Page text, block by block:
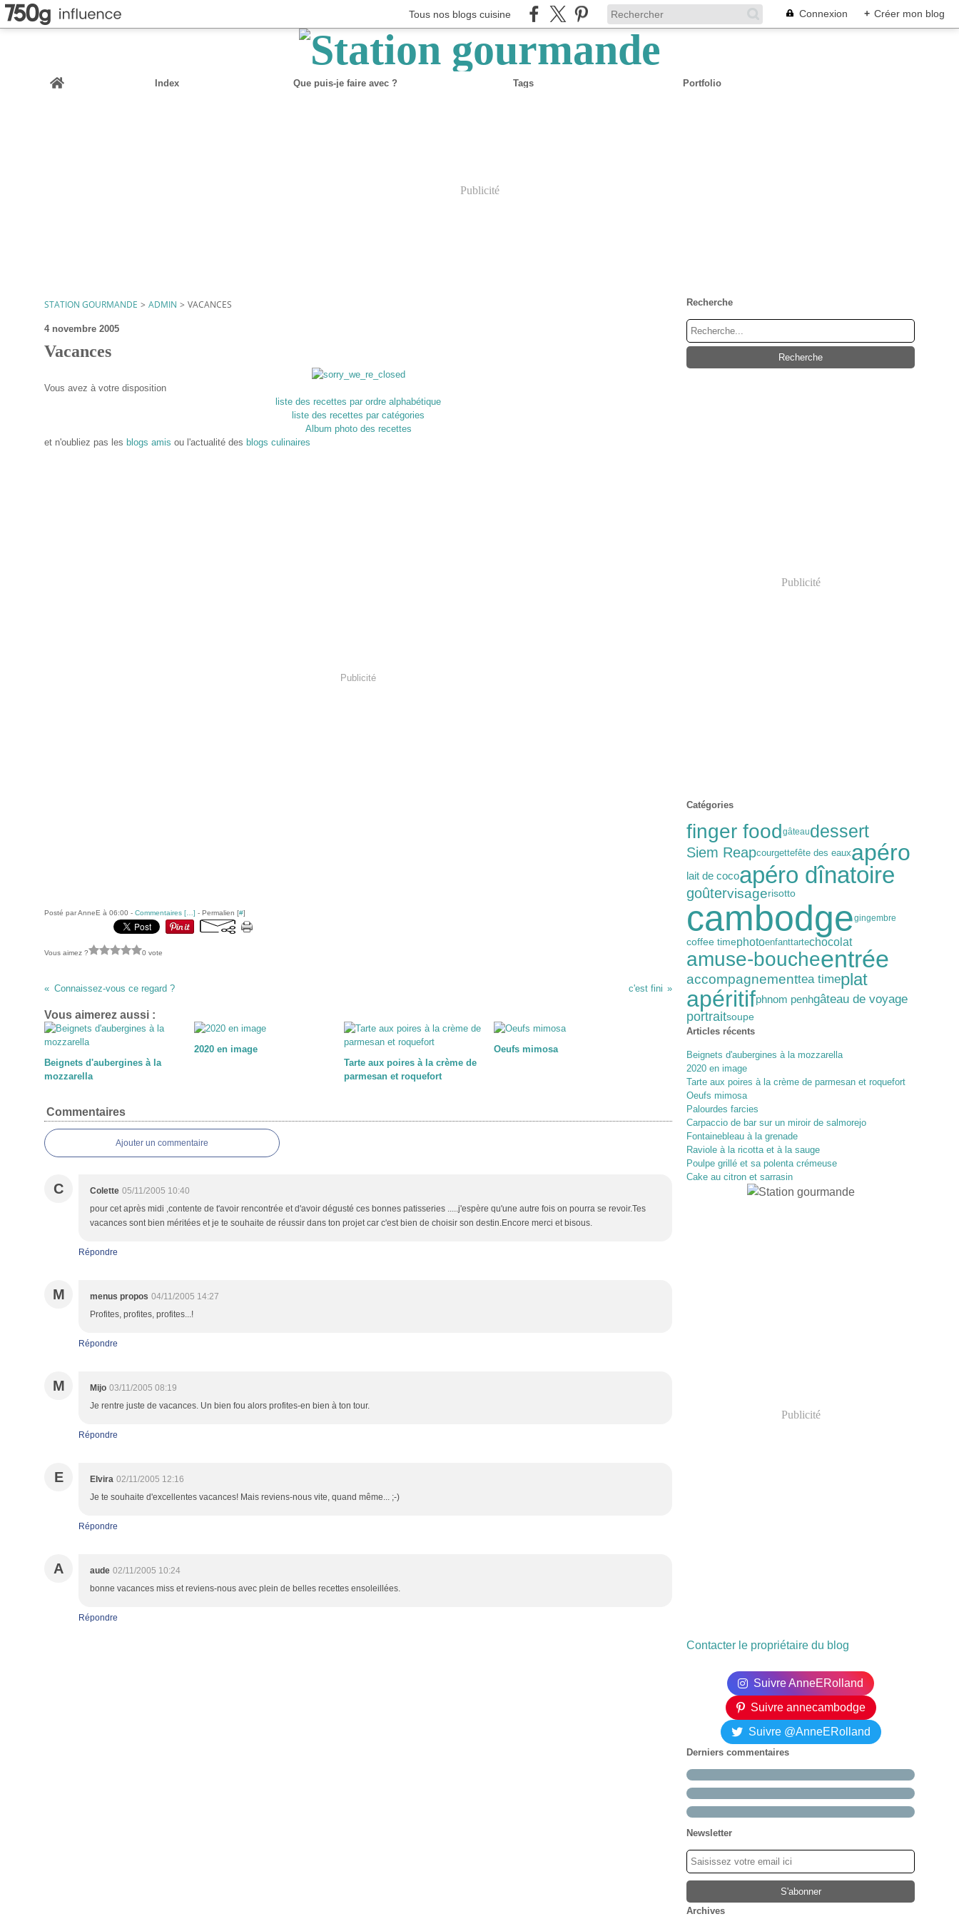
Tous nos blogs cuisine Connexion + Créer mon blog
Home
Index Que puis-je faire avec ? Tags Portfolio
Publicité
STATION GOURMANDE > ADMIN > VACANCES
4 novembre 2005
Vacances
Vous avez à votre disposition
liste des recettes par ordre alphabétique
liste des recettes par catégories
Album photo des recettes
et n'oubliez pas les blogs amis ou l'actualité des blogs culinaires
Publicité
Posté par AnneE à 06:00 - Commentaires [ ] - Permalien [#]
Vous aimez ? 0 vote
Connaissez-vous ce regard ? c'est fini
Vous aimerez aussi :
Beignets d'aubergines à la
mozzarella
2020 en image
Tarte aux poires à la crème de
parmesan et roquefort
Oeufs mimosa
Commentaires
Ajouter un commentaire
C Colette 05/11/2005 10:40
pour cet après midi ,contente de t'avoir rencontrée et d'avoir dégusté ces bonnes patisseries .....j'espère qu'une autre fois on pourra se revoir.Tes
vacances sont bien méritées et je te souhaite de réussir dans ton projet car c'est bien de choisir son destin.Encore merci et bisous.
Répondre
M menus propos 04/11/2005 14:27
Profites, profites, profites...!
Répondre
M Mijo 03/11/2005 08:19
Je rentre juste de vacances. Un bien fou alors profites-en bien à ton tour.
Répondre
E Elvira 02/11/2005 12:16
Je te souhaite d'excellentes vacances! Mais reviens-nous vite, quand même... ;-)
Répondre
A aude 02/11/2005 10:24
bonne vacances miss et reviens-nous avec plein de belles recettes ensoleillées.
Répondre
Recherche
Publicité
Catégories
finger foodgâteaudessert
Siem Reapcourgettefête des eauxapéro
lait de cocoapéro dînatoire
goûtervisagerisotto
cambodgegingembre
coffee timephotoenfanttartechocolat
amuse-boucheentrée
accompagnementtea timeplat
apéritifphnom penhgâteau de voyage
portraitsoupe
Articles récents
Beignets d'aubergines à la mozzarella
2020 en image
Tarte aux poires à la crème de parmesan et roquefort
Oeufs mimosa
Palourdes farcies
Carpaccio de bar sur un miroir de salmorejo
Fontainebleau à la grenade
Raviole à la ricotta et à la sauge
Poulpe grillé et sa polenta crémeuse
Cake au citron et sarrasin
Publicité
Contacter le propriétaire du blog
Suivre AnneERolland
Suivre annecambodge
Suivre @AnneERolland
Derniers commentaires
Newsletter
Archives